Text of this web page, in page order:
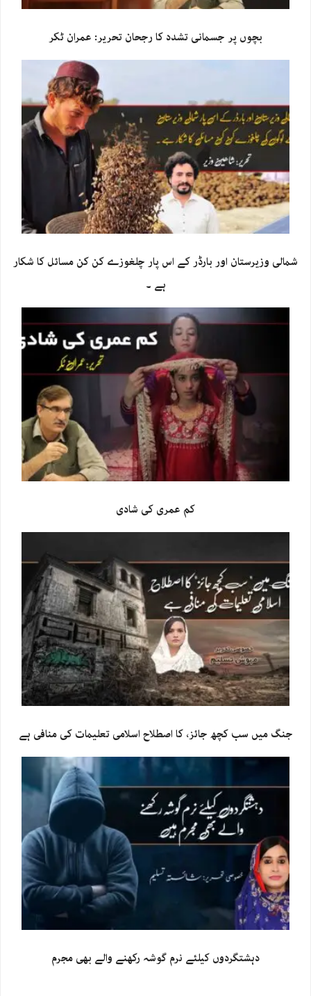
بچوں پر جسمانی تشدد کا رجحان تحریر: عمران ٹکر
شمالی وزیرستان اور بارڈر کے اس پار چلغوزے کن کن مسائل کا شکار
ہے ۔
کم عمری کی شادی
جنگ میں سب کچھ جائز، کا اصطلاح اسلامی تعلیمات کی منافی ہے
دہشتگردوں کیلئے نرم گوشہ رکھنے والے بھی مجرم